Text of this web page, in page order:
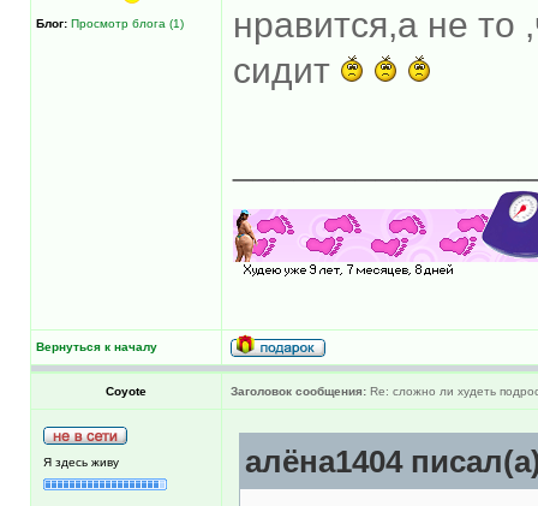
Блог: Просмотр блога (1)
нравится,а не то
сидит
Вернуться к началу
Coyote Заголовок сообщения: Re: сложно ли худеть
Я здесь живу алёна1404